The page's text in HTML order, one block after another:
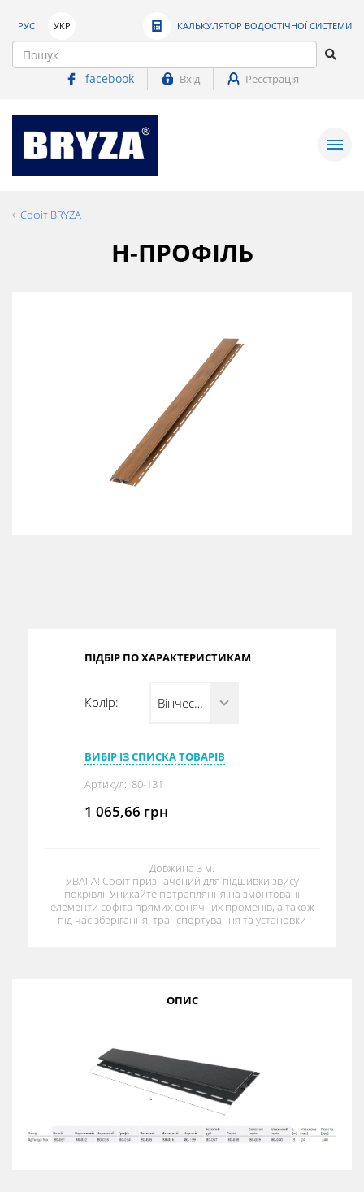
РУС УКР КАЛЬКУЛЯТОР ВОДОСТІЧНОЇ СИСТЕМИ
facebook Вхід Реєстрація
Сертифікати
Каталоги
Прайс-листи
Софіт BRYZA
Н-ПРОФІЛЬ
ПІДБІР ПО ХАРАКТЕРИСТИКАМ
Колір: Вінчестер
ВИБІР ІЗ СПИСКА ТОВАРІВ
Артикул: 80-131
1 065,66 грн
Довжина 3 м.
УВАГА! Софіт призначений для підшивки звису
покрівлі. Уникайте потрапляння на змонтовані
елементи софіта прямих сонячних променів, а також
під час зберігання, транспортування та установки
ОПИС